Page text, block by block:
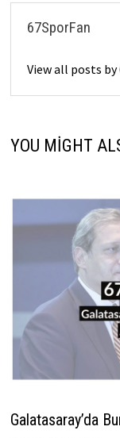
67SporFan
View all posts
YOU MIGHT
Galatasaray’da